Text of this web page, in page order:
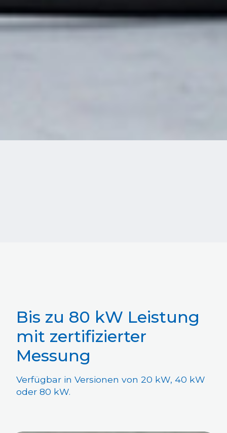
Bis zu 80 kW Leistung
mit zertifizierter
Messung
Verfügbar in Versionen von 20 kW, 40 kW
oder 80 kW.